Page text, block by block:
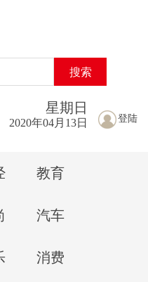
搜索
登陆
星期 日
2020年04月13日
教育
汽车
消费